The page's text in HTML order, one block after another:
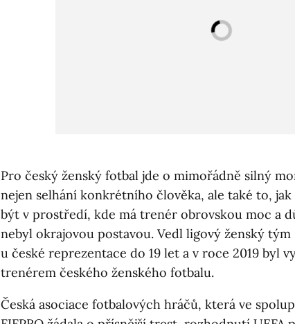
Pro český ženský fotbal jde o mimořádně silný
nejen selhání konkrétního člověka, ale také to,
být v prostředí, kde má trenér obrovskou moc a
nebyl okrajovou postavou. Vedl ligový ženský tým
u české reprezentace do 19 let a v roce 2019 byl
trenérem českého ženského fotbalu.
Česká asociace fotbalových hráčů, která ve